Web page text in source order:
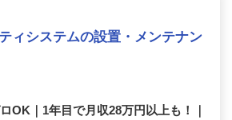
ィシステムの設置・メンテナン
OK｜1年目で月収28万円以上も！｜